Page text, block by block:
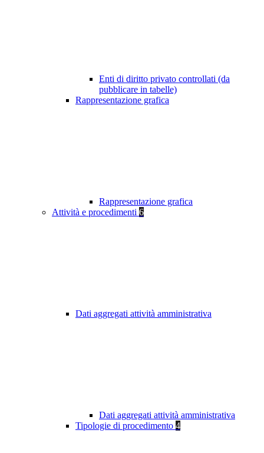
Enti di diritto privato controllati (da
pubblicare in tabelle)
Rappresentazione grafica
Rappresentazione grafica
Attività e procedimenti 6
Dati aggregati attività amministrativa
Dati aggregati attività amministrativa
Tipologie di procedimento 4